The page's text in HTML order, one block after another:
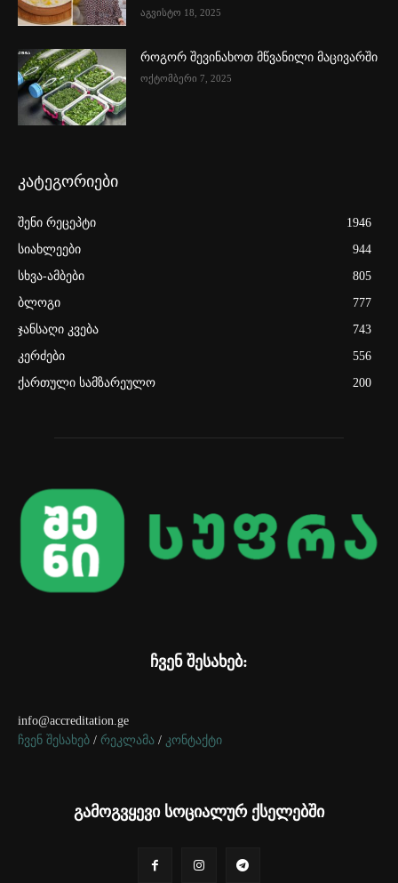
აგვისტო 18, 2025
როგორ შევინახოთ მწვანილი მაცივარში
ოქტომბერი 7, 2025
კატეგორიები
შენი რეცეპტი
1946
სიახლეები
944
სხვა-ამბები
805
ბლოგი
777
ჯანსაღი კვება
743
კერძები
556
ქართული სამზარეულო
200
ჩვენ შესახებ:
info@accreditation.ge
ჩვენ შესახებ / რეკლამა / კონტაქტი
გამოგვყევი სოციალურ ქსელებში